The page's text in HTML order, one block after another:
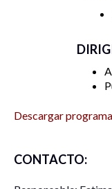
Descargar
CONTACTO: